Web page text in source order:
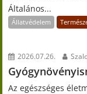
Általános...
Állatvédelem
2026.07.26.
Az egészséges